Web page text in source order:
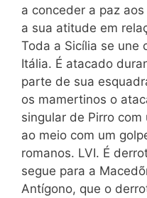
a conceder a paz
a sua atitude em
Toda a Sicília se une
Itália. É atacado
parte de sua
os mamertinos o
singular de Pirro
ao meio com um
romanos. LVI. É
segue para a
Antígono, que o